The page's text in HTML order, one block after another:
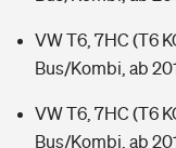
VW T6, 7HC (T6
Bus/Kombi, ab
VW T6, 7HC (T6
Bus/Kombi, ab